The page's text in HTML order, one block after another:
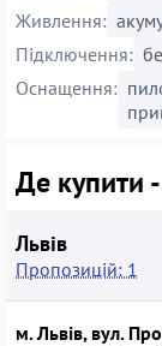
Живлення:
Підключення:
Оснащення:
Де купити
Львів
Пропозицій: 1
м. Львів, вул.